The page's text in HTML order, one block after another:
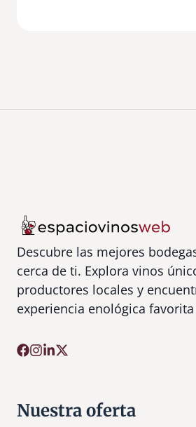
Descubre las mejores
cerca de ti. Explora vinos
productores locales y
experiencia enológica favorita
Nuestra oferta